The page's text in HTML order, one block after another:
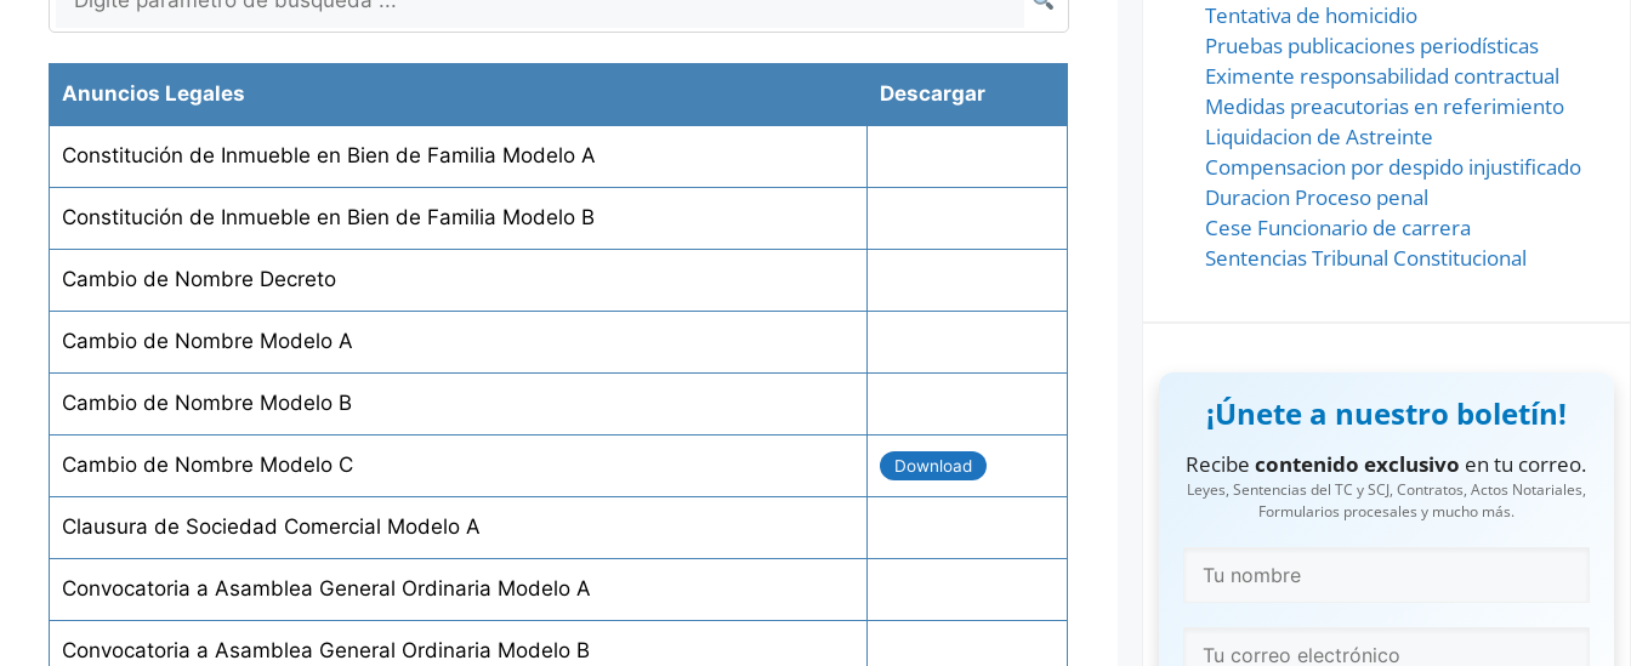
Anuncios Legales Descargar
Constitución de Inmueble en Bien de Familia Modelo A
Constitución de Inmueble en Bien de Familia Modelo B
Cambio de Nombre Decreto
Cambio de Nombre Modelo A
Cambio de Nombre Modelo B
Cambio de Nombre Modelo C Download
Clausura de Sociedad Comercial Modelo A
Convocatoria a Asamblea General Ordinaria Modelo A
Convocatoria a Asamblea General Ordinaria Modelo B
Tentativa de homicidio
Pruebas publicaciones periodísticas
Eximente responsabilidad contractual
Medidas preacutorias en referimiento
Liquidacion de Astreinte
Compensacion por despido injustificado
Duracion Proceso penal
Cese Funcionario de carrera
Sentencias Tribunal Constitucional
¡Únete a nuestro boletín!
Recibecontenido exclusivo en tu correo.
Leyes, Sentencias del TC y SCJ, Contratos, Actos Notariales,
Formularios procesales y mucho más.